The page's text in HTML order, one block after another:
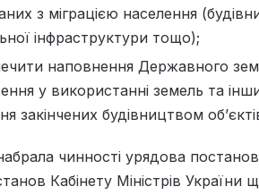
з міграцією населення
інфраструктури тощо);
наповнення Державного
у використанні земель та
закінчених будівництвом
чинності урядова
Кабінету Міністрів